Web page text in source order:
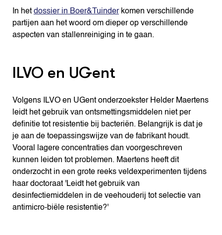
In het dossier in Boer&Tuinderkomen verschillende
partijen aan het woord om dieper op verschillende
aspecten van stallenreiniging in te gaan.
ILVO en UGent
Volgens ILVO en UGent onderzoekster Helder Maertens
leidt het gebruik van ontsmettingsmiddelen niet per
definitie tot resistentie bij bacteriën. Belangrijk is dat je
je aan de toepassingswijze van de fabrikant houdt.
Vooral lagere concentraties dan voorgeschreven
kunnen leiden tot problemen. Maertens heeft dit
onderzocht in een grote reeks veldexperimenten tijdens
haar doctoraat 'Leidt het gebruik van
desinfectiemiddelen in de veehouderij tot selectie van
antimicro-biële resistentie?'